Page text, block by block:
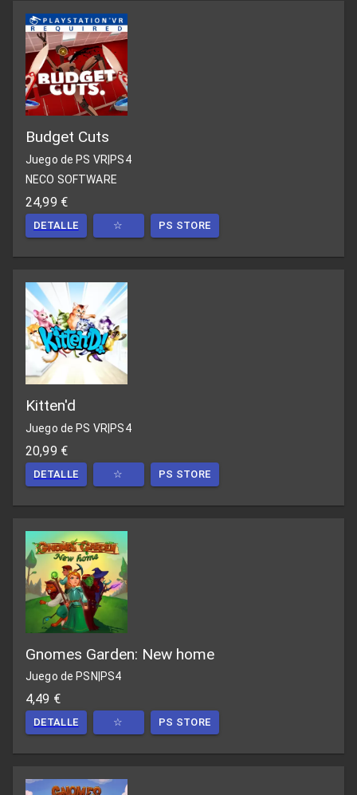
Budget Cuts
Juego de PS VR PS4
NECO SOFTWARE
24,99 €
DETALLE ☆ PS STORE
Kitten'd
Juego de PS VR PS4
20,99 €
DETALLE ☆ PS STORE
Gnomes Garden: New home
Juego de PSN PS4
4,49 €
DETALLE ☆ PS STORE